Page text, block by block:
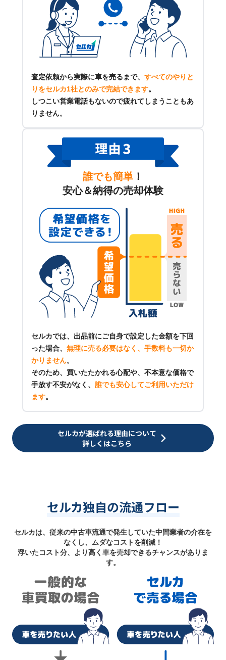
査定依頼から実際に車を売るまで、 すべてのやりと
りをセルカ1社とのみで完結できます。
しつこい営業電話もないので疲れてしまうこともあ
りません。
誰でも簡単 ！
安心＆納得の売却体験
セルカでは、出品前にご自身で設定した金額を下回
った場合、 無理に売る必要はなく、手数料も一切か
かりません。
そのため、買いたたかれる心配や、不本意な価格で
手放す不安がなく、 誰でも安心してご利用いただけ
ます。
セルカが選ばれる理由について
詳しくはこちら
セルカ独自の流通フロー
セルカは、従来の中古車流通で発生していた中間業者の介在を
なくし、ムダなコストを削減！
浮いたコスト分、より高く車を売却できるチャンスがありま
す。